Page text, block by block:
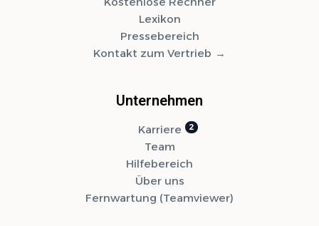
Lexikon
Pressebereich
Kontakt zum Vertrieb
Unternehmen
Karriere
Team
Hilfebereich
Über uns
Fernwartung (Teamviewer)